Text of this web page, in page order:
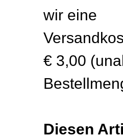
wir eine
€ 3,00
Diesen